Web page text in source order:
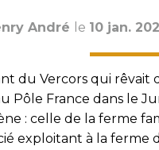
André le 10 jan.
du Vercors qui
Pôle France dans le
: celle de la ferme
exploitant à la